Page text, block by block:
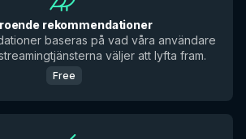
rekommendationer
baseras på vad våra användare
väljer att lyfta fram.
Free